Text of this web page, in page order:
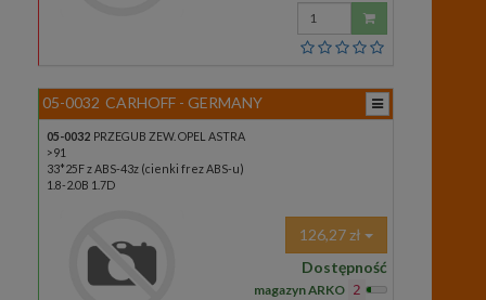
Wprowadź
ilość
05-0032 CARHOFF - GERMANY
05-0032 PRZEGUB ZEW. OPEL ASTRA
>91
33*25F z ABS-43z (cienki frez ABS-u)
1.8-2.0B 1.7D
126,27 zł
Dostępność
magazyn ARKO 2